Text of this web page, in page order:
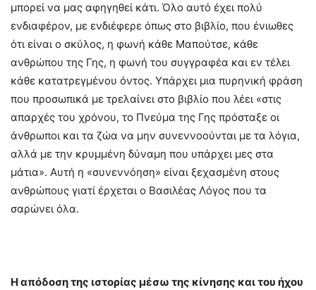
μπορεί να μας αφηγηθεί κάτι. Όλο αυτό έχει πολύ
ενδιαφέρον, με ενδιέφερε όπως στο βιβλίο, που ένιωθες
ότι είναι ο σκύλος, η φωνή κάθε Μαπούτσε, κάθε
ανθρώπου της Γης, η φωνή του συγγραφέα και εν τέλει
κάθε κατατρεγμένου όντος. Υπάρχει μια πυρηνική φράση
που προσωπικά με τρελαίνει στο βιβλίο που λέει «στις
απαρχές του χρόνου, το Πνεύμα της Γης πρόσταξε οι
άνθρωποι και τα ζώα να μην συνεννοούνται με τα λόγια,
αλλά με την κρυμμένη δύναμη που υπάρχει μες στα
μάτια». Αυτή η «συνεννόηση» είναι ξεχασμένη στους
ανθρώπους γιατί έρχεται ο Βασιλέας Λόγος που τα
σαρώνει όλα.
Η απόδοση της ιστορίας μέσω της κίνησης και του ήχου